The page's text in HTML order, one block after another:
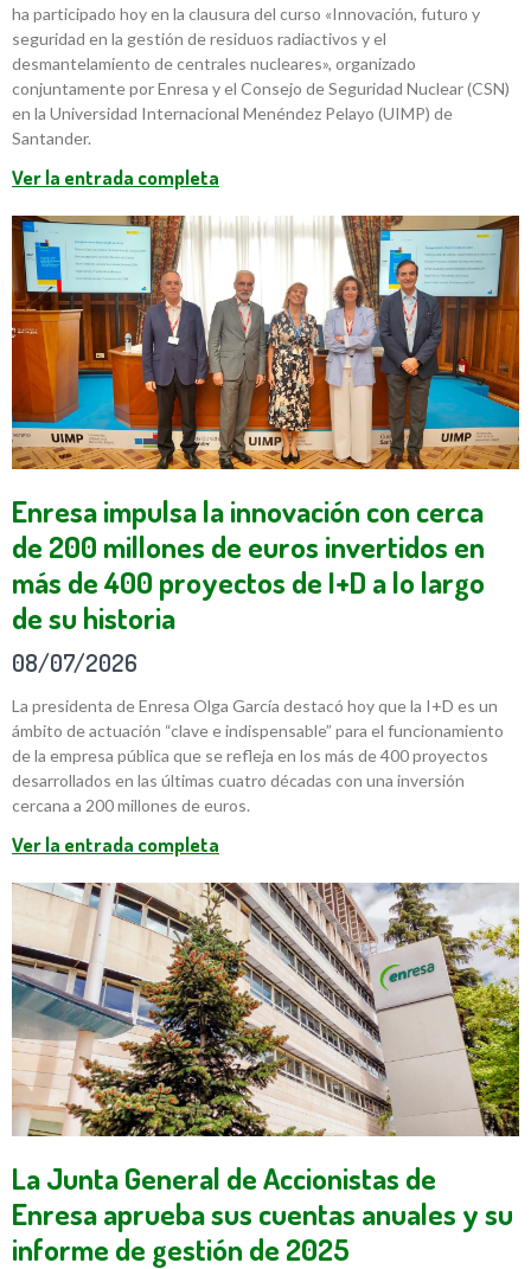
ha participado hoy en la clausura del curso «Innovación, futuro y
seguridad en la gestión de residuos radiactivos y el
desmantelamiento de centrales nucleares», organizado
conjuntamente por Enresa y el Consejo de Seguridad Nuclear (CSN)
en la Universidad Internacional Menéndez Pelayo (UIMP) de
Santander.
Ver la entrada completa
Enresa impulsa la innovación con cerca
de 200 millones de euros invertidos en
más de 400 proyectos de I+D a lo largo
de su historia
08/07/2026
La presidenta de Enresa Olga García destacó hoy que la I+D es un
ámbito de actuación “clave e indispensable” para el funcionamiento
de la empresa pública que se refleja en los más de 400 proyectos
desarrollados en las últimas cuatro décadas con una inversión
cercana a 200 millones de euros.
Ver la entrada completa
La Junta General de Accionistas de
Enresa aprueba sus cuentas anuales y su
informe de gestión de 2025